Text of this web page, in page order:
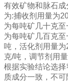
有效矿物和脉石
为:捕收剂用量为
为每吨矿几十克
为每吨矿几百克
吨，活化剂用量
克/吨，调节剂用
根据实验结论选
质成分一致，不可